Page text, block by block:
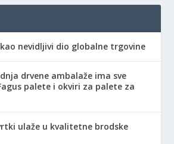
nevidljivi dio globalne trgovine
drvene ambalaže ima sve
palete i okviri za palete za
ulaže u kvalitetne brodske